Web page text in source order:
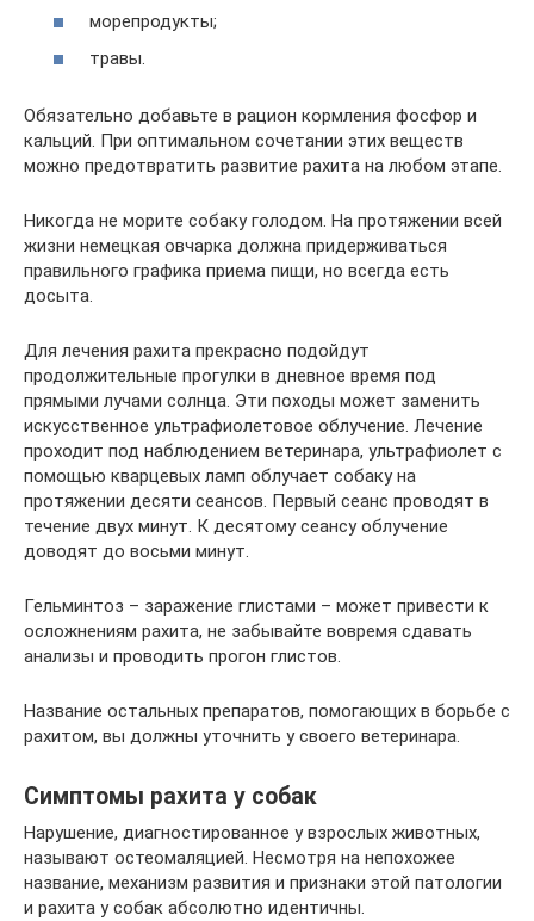
морепродукты;
травы.
Обязательно добавьте в рацион кормления фосфор и
кальций. При оптимальном сочетании этих веществ
можно предотвратить развитие рахита на любом этапе.
Никогда не морите собаку голодом. На протяжении всей
жизни немецкая овчарка должна придерживаться
правильного графика приема пищи, но всегда есть
досыта.
Для лечения рахита прекрасно подойдут
продолжительные прогулки в дневное время под
прямыми лучами солнца. Эти походы может заменить
искусственное ультрафиолетовое облучение. Лечение
проходит под наблюдением ветеринара, ультрафиолет с
помощью кварцевых ламп облучает собаку на
протяжении десяти сеансов. Первый сеанс проводят в
течение двух минут. К десятому сеансу облучение
доводят до восьми минут.
Гельминтоз – заражение глистами – может привести к
осложнениям рахита, не забывайте вовремя сдавать
анализы и проводить прогон глистов.
Название остальных препаратов, помогающих в борьбе с
рахитом, вы должны уточнить у своего ветеринара.
Симптомы рахита у собак
Нарушение, диагностированное у взрослых животных,
называют остеомаляцией. Несмотря на непохожее
название, механизм развития и признаки этой патологии
и рахита у собак абсолютно идентичны.